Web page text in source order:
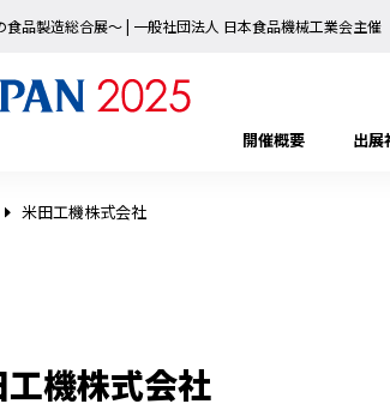
食品製造総合展〜 | 一般社団法人 日本食品機械工業会主催
開催概要 出展
米田工機株式会社
機株式会社